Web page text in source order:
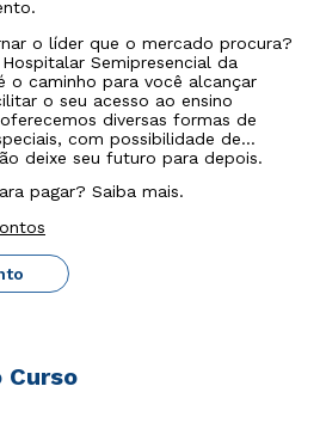
o líder que o mercado procura?
Semipresencial da
o caminho para você alcançar
o seu acesso ao ensino
diversas formas de
com possibilidade de
deixe seu futuro para depois.
pagar? Saiba mais.
Curso